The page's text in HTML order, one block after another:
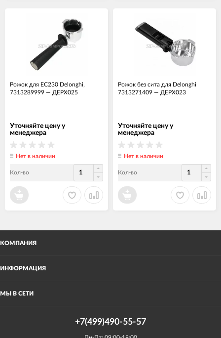
Рожок для EC230 Delonghi,
7313289999 — ДЕРХ025
Уточняйте цену у
менеджера
Нет в наличии
Кол-во
Рожок без сита для Delonghi
7313271409 — ДЕРХ023
Уточняйте цену у
менеджера
Нет в наличии
Кол-во
КОМПАНИЯ
ИНФОРМАЦИЯ
МЫ В СЕТИ
+7(499)490-55-57